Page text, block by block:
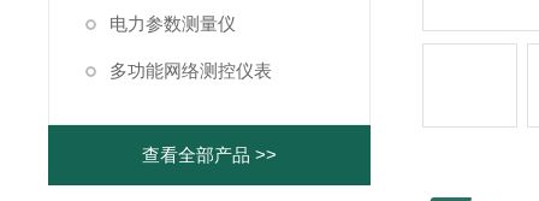
电力参数测量仪
多功能网络测控仪表
查看全部产品 >>